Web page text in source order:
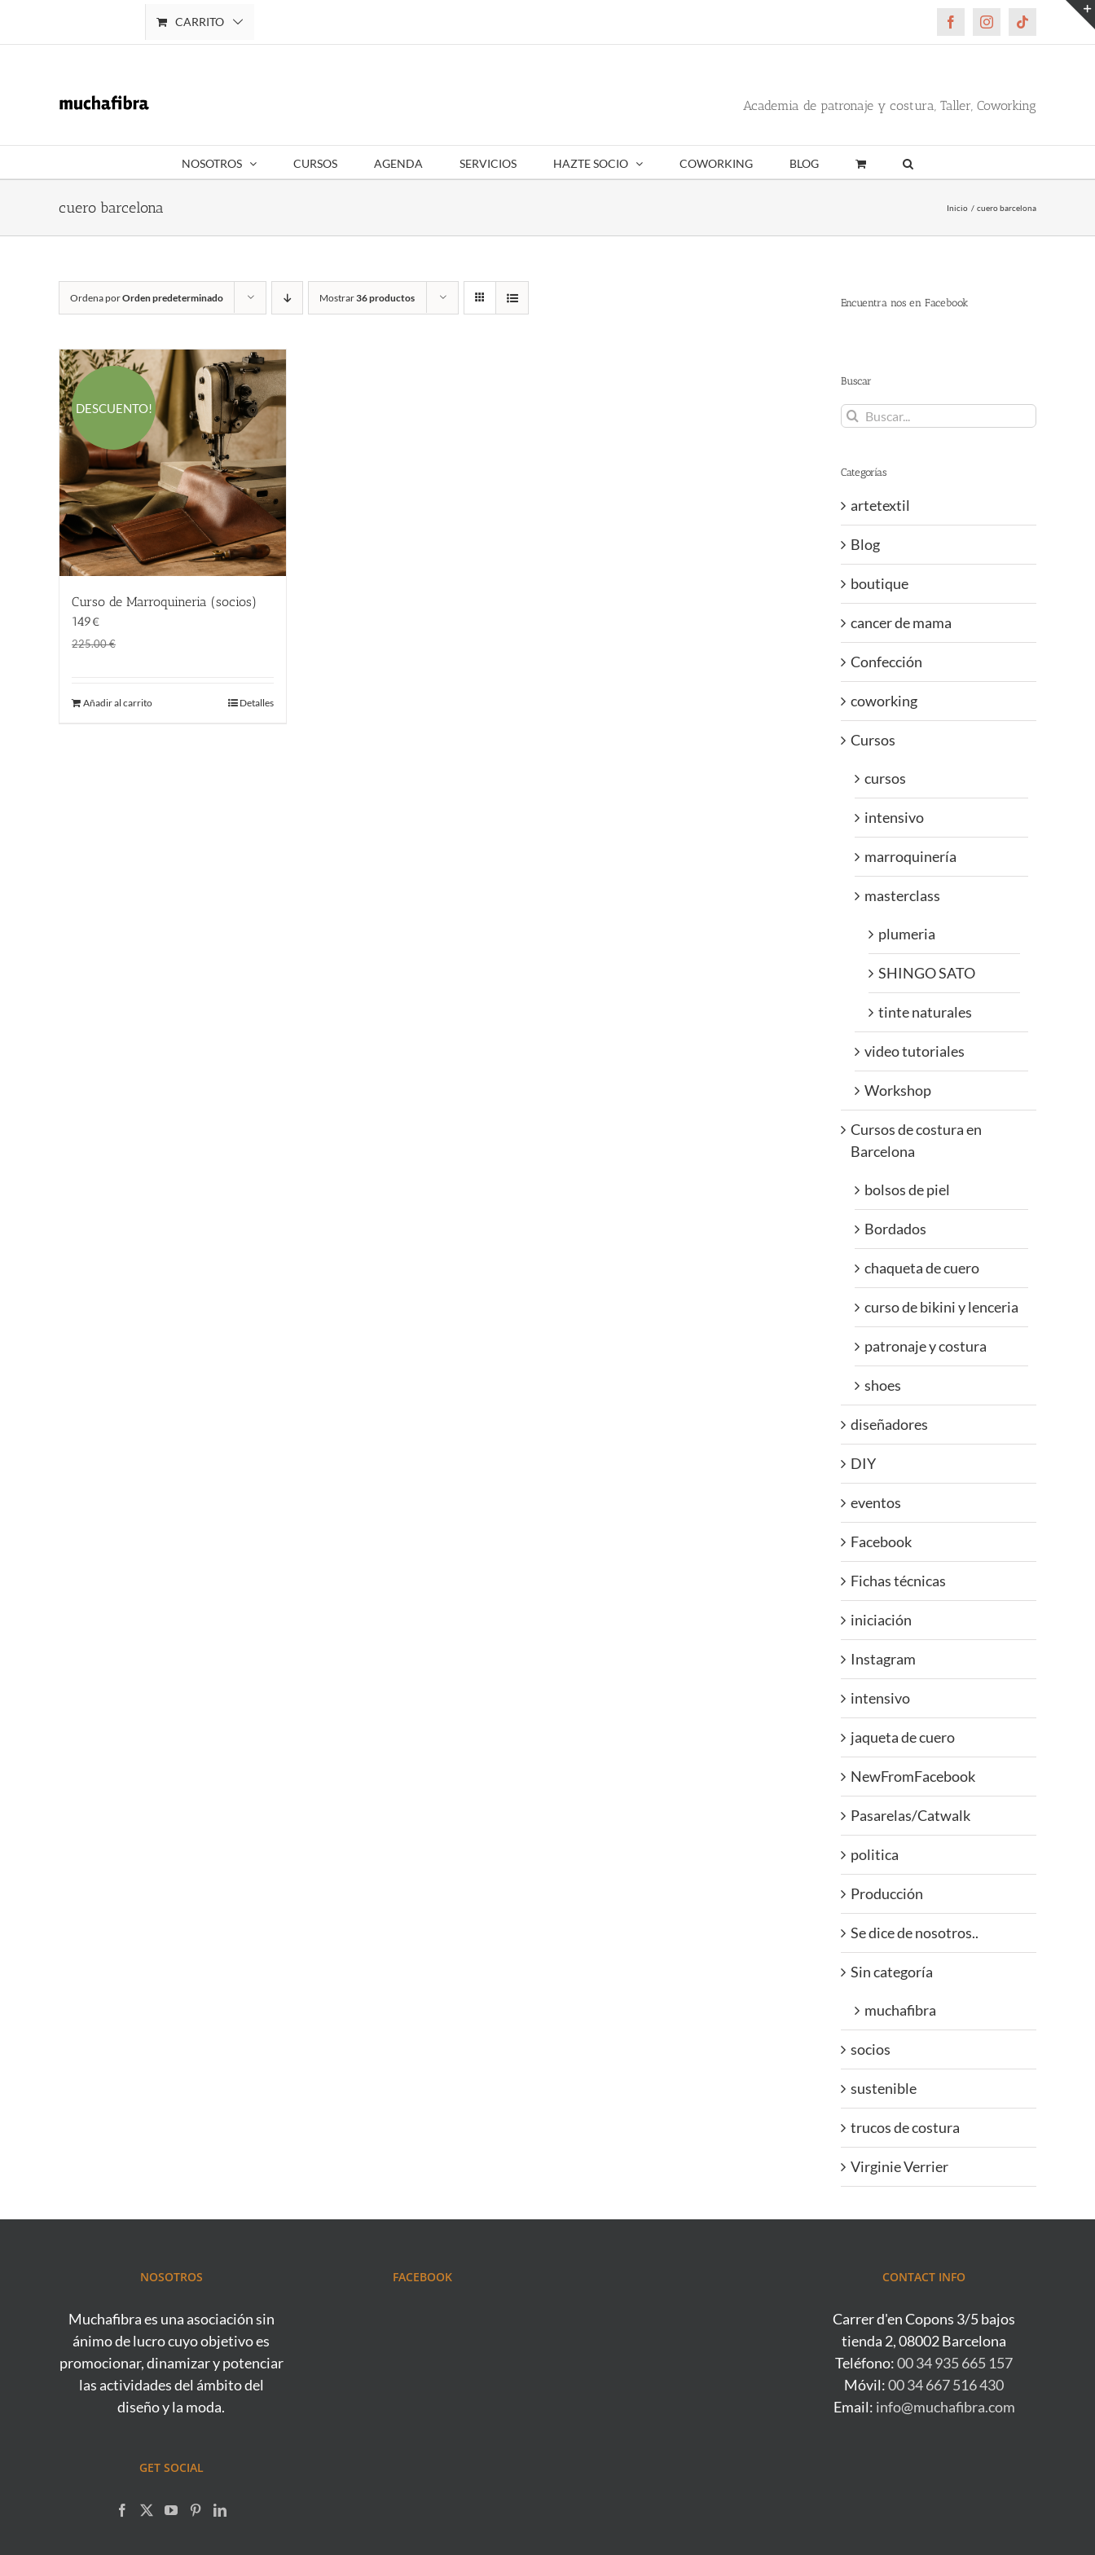
CARRITO FacebookInstagramTiktok
Academia de patronaje y costura, Taller, Coworking
NOSOTROS CURSOS AGENDA SERVICIOS HAZTE SOCIO COWORKING BLOG
cuero barcelona Inicio cuero barcelona
Ordena porOrden predeterminado Mostrar36 productos
DESCUENTO!
Curso de Marroquineria (socios)
149€
225.00€
era:
Añadir al carrito Detalles
Encuentra nos en Facebook
Buscar
Buscar:
Categorías
artetextil
Blog
boutique
cancer de mama
Confección
coworking
Cursos
cursos
intensivo
marroquinería
masterclass
plumeria
SHINGO SATO
tinte naturales
video tutoriales
Workshop
Cursos de costura en
Barcelona
bolsos de piel
Bordados
chaqueta de cuero
curso de bikini y lenceria
patronaje y costura
shoes
diseñadores
DIY
eventos
Facebook
Fichas técnicas
iniciación
Instagram
intensivo
jaqueta de cuero
NewFromFacebook
Pasarelas/Catwalk
politica
Producción
Se dice de nosotros..
Sin categoría
muchafibra
socios
sustenible
trucos de costura
Virginie Verrier
NOSOTROS
Muchafibra es una asociación sin
ánimo de lucro cuyo objetivo es
promocionar, dinamizar y potenciar
las actividades del ámbito del
diseño y la moda.
GET SOCIAL
FACEBOOK CONTACT INFO
Carrer d'en Copons 3/5 bajos
tienda 2, 08002 Barcelona
Teléfono:00 34 935 665 157
Móvil:00 34 667 516 430
Email: info@muchafibra.com